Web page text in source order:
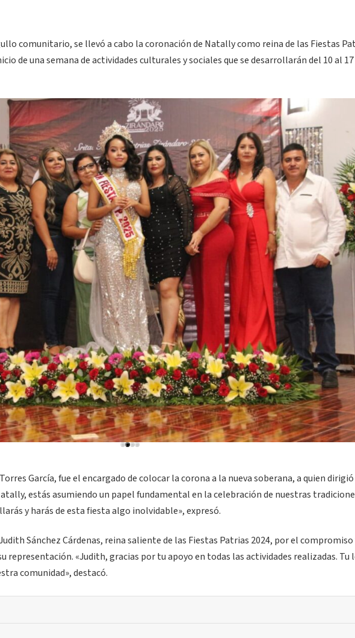
comunitario, se llevó a cabo la coronación de Natally como reina de las Fiestas
de una semana de actividades culturales y sociales que se desarrollarán del 10 al 17
García, fue el encargado de colocar la corona a la nueva soberana, a quien
estás asumiendo un papel fundamental en la celebración de nuestras
y harás de esta fiesta algo inolvidable», expresó.
Sánchez Cárdenas, reina saliente de las Fiestas Patrias 2024, por el compromiso
representación. «Judith, gracias por tu apoyo en todas las actividades realizadas. Tu
comunidad», destacó.